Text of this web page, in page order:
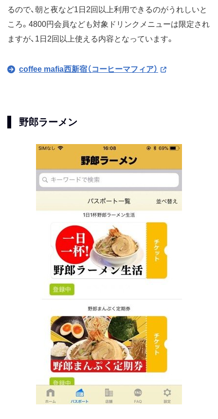
るので、朝と夜など1日2回以上利用できるのがうれしいと
ころ。4800円会員なども対象ドリンクメニューは限定され
ますが、1日2回以上使える内容となっています。
coffee mafia西新宿（コーヒーマフィア）
野郎ラーメン